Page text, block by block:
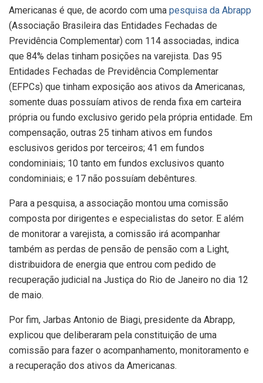
Americanas é que, de acordo com uma pesquisa da Abrapp
(Associação Brasileira das Entidades Fechadas de
Previdência Complementar) com 114 associadas, indica
que 84% delas tinham posições na varejista. Das 95
Entidades Fechadas de Previdência Complementar
(EFPCs) que tinham exposição aos ativos da Americanas,
somente duas possuíam ativos de renda fixa em carteira
própria ou fundo exclusivo gerido pela própria entidade. Em
compensação, outras 25 tinham ativos em fundos
esclusivos geridos por terceiros; 41 em fundos
condominiais; 10 tanto em fundos exclusivos quanto
condominiais; e 17 não possuíam debêntures.
Para a pesquisa, a associação montou uma comissão
composta por dirigentes e especialistas do setor. E além
de monitorar a varejista, a comissão irá acompanhar
também as perdas de pensão de pensão com a Light,
distribuidora de energia que entrou com pedido de
recuperação judicial na Justiça do Rio de Janeiro no dia 12
de maio.
Por fim, Jarbas Antonio de Biagi, presidente da Abrapp,
explicou que deliberaram pela constituição de uma
comissão para fazer o acompanhamento, monitoramento e
a recuperação dos ativos da Americanas.